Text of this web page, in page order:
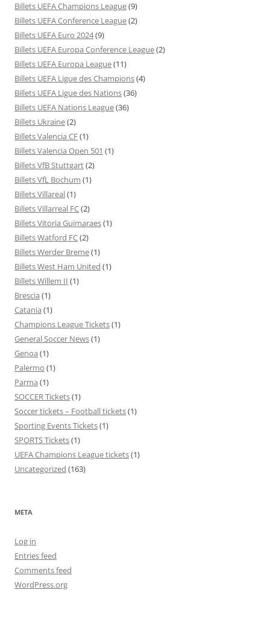
Billets UEFA Champions League(9)
Billets UEFA Conference League(2)
Billets UEFA Euro 2024(9)
Billets UEFA Europa Conference League(2)
Billets UEFA Europa League(11)
Billets UEFA Ligue des Champions(4)
Billets UEFA Ligue des Nations(36)
Billets UEFA Nations League(36)
Billets Ukraine(2)
Billets Valencia CF(1)
Billets Valencia Open 501 (1)
Billets VfB Stuttgart(2)
Billets VfL Bochum (1)
Billets Villareal(1)
Billets Villarreal FC(2)
Billets Vitoria Guimaraes(1)
Billets Watford FC(2)
Billets Werder Breme(1)
Billets West Ham United (1)
Billets Willem II (1)
Brescia (1)
Catania (1)
Champions League Tickets(1)
General Soccer News(1)
Genoa (1)
Palermo (1)
Parma (1)
SOCCER Tickets(1)
Soccer tickets – Football tickets(1)
Sporting Events Tickets(1)
SPORTS Tickets(1)
UEFA Champions League tickets(1)
Uncategorized (163)
META
Log in
Entries feed
Comments feed
WordPress.org